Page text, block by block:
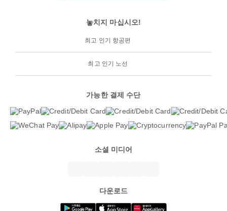
놓치지 마십시오!
최고 인기 항공편
최고 인기 노선
가능한 결제 수단
소셜 미디어
다운로드